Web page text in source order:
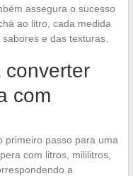
assegura o sucesso
ao litro, cada medida
e das texturas.
converter
com
primeiro passo para uma
com litros, mililitros,
a